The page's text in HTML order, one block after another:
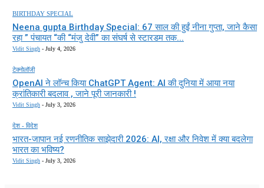
BIRTHDAY SPECIAL
Neena gupta Birthday Special: 67 साल की हुईं नीना गुप्ता, जाने कैसा
रहा ” पंचायत “की “मंजु देवी” का संघर्ष से स्टारडम तक...
Vidit Singh - July 4, 2026
टेक्नोलॉजी
OpenAI ने लॉन्च किया ChatGPT Agent: AI की दुनिया में आया नया
क्रांतिकारी बदलाव , जाने पूरी जानकारी !
Vidit Singh - July 3, 2026
देश - विदेश
भारत-जापान नई रणनीतिक साझेदारी 2026: AI, रक्षा और निवेश में क्या बदलेगा
भारत का भविष्य?
Vidit Singh - July 3, 2026